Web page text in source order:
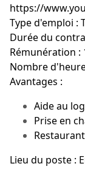
https://
Type d'emploi :
Durée du
Rémunération :
Nombre
Avantages :
Aide au
Prise en
Lieu du poste :